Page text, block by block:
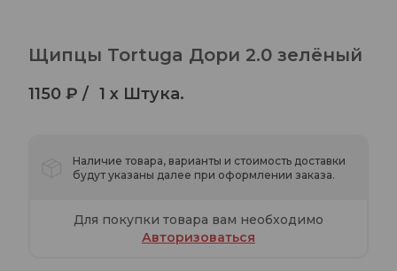
Щипцы Tortuga Дори 2.0 зелёный
1150 ₽ / 1 x Штука.
Наличие товара, варианты и стоимость доставки
будут указаны далее при оформлении заказа.
Для покупки товара вам необходимо
Авторизоваться